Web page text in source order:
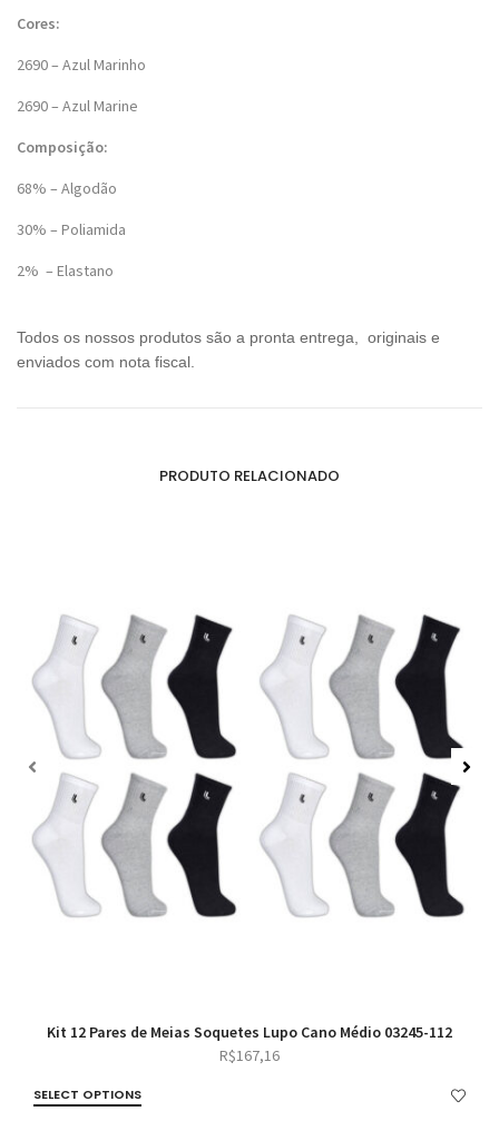
Cores:
2690 – Azul Marinho
2690 – Azul Marine
Composição:
68% – Algodão
30% – Poliamida
2% – Elastano
Todos os nossos produtos são a pronta entrega, originais e
enviados com nota fiscal.
PRODUTO RELACIONADO
Kit 12 Pares de Meias Soquetes Lupo Cano Médio 03245-112
R$167,16
SELECT OPTIONS